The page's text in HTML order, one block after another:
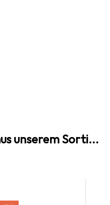
Weitere Produkte aus unserem Sortiment